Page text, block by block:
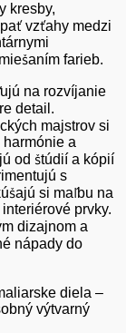
kresby,
vzťahy medzi
farieb.
na rozvíjanie
detail.
majstrov si
a
od štúdií a kópií
s
si maľbu na
prvky.
dizajnom a
nápady do
diela –
výtvarný